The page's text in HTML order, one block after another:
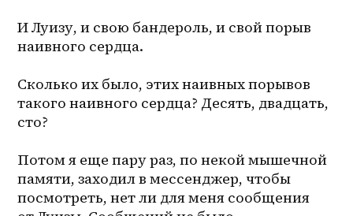
И Луизу, и свою бандероль, и свой порыв
наивного сердца.
Сколько их было, этих наивных порывов
такого наивного сердца? Десять, двадцать,
сто?
Потом я еще пару раз, по некой мышечной
памяти, заходил в мессенджер, чтобы
посмотреть, нет ли для меня сообщения